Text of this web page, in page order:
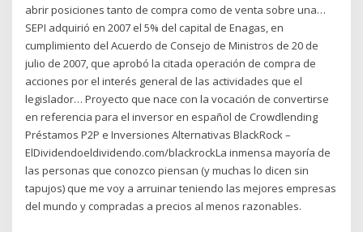
abrir posiciones tanto de compra como de venta sobre una…
SEPI adquirió en 2007 el 5% del capital de Enagas, en
cumplimiento del Acuerdo de Consejo de Ministros de 20 de
julio de 2007, que aprobó la citada operación de compra de
acciones por el interés general de las actividades que el
legislador… Proyecto que nace con la vocación de convertirse
en referencia para el inversor en español de Crowdlending
Préstamos P2P e Inversiones Alternativas BlackRock –
ElDividendoeldividendo.com/blackrockLa inmensa mayoría de
las personas que conozco piensan (y muchas lo dicen sin
tapujos) que me voy a arruinar teniendo las mejores empresas
del mundo y compradas a precios al menos razonables.